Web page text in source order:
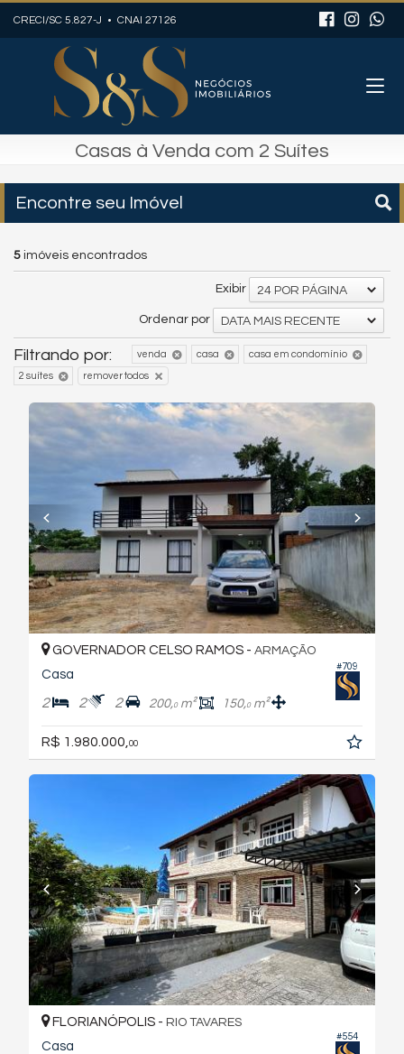
CRECI/SC 5.827-J • CNAI 27126
Casas à Venda com 2 Suítes
Encontre seu Imóvel
5 imóveis encontrados
Exibir 24 POR PÁGINA
Ordenar por DATA MAIS RECENTE
Filtrando por: venda casa casa em condomínio
2 suítes remover todos
#709
GOVERNADOR CELSO RAMOS - ARMAÇÃO
Casa
2 2 2 200,0m² 150,0m²
R$ 1.980.000, 00
#554
FLORIANÓPOLIS - RIO TAVARES
Casa